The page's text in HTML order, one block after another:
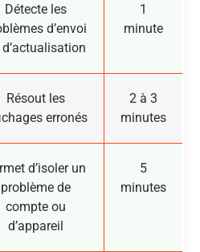
Détecte les
d’envoi
1
minute
Résout les
erronés
2 à 3
minutes
d’isoler un
problème de
compte ou
d’appareil
5
minutes